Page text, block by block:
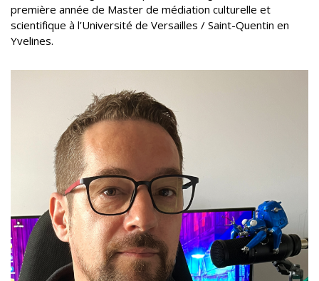
première année de Master de médiation culturelle et
scientifique à l’Université de Versailles / Saint-Quentin en
Yvelines.